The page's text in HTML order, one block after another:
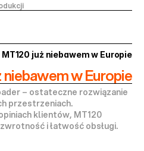
już niebawem w Europie
w Europie
– ostateczne rozwiązanie
przestrzeniach.
klientów, MT120
i łatwość obsługi.